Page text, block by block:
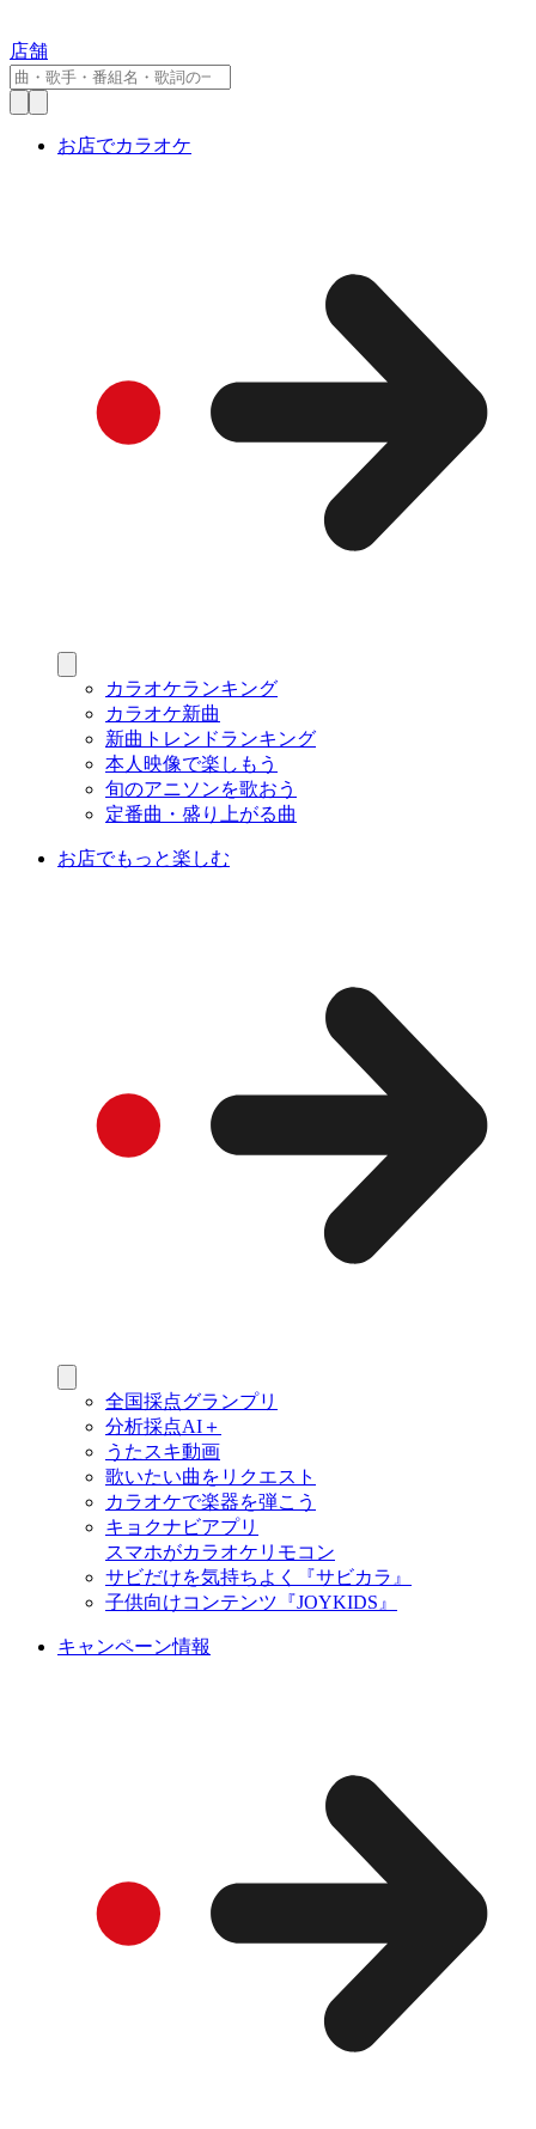
店舗
お店でカラオケ
カラオケランキング
カラオケ新曲
新曲トレンドランキング
本人映像で楽しもう
旬のアニソンを歌おう
定番曲・盛り上がる曲
お店でもっと楽しむ
全国採点グランプリ
分析採点AI＋
うたスキ動画
歌いたい曲をリクエスト
カラオケで楽器を弾こう
キョクナビアプリ
スマホがカラオケリモコン
サビだけを気持ちよく『サビカラ』
子供向けコンテンツ『JOYKIDS』
キャンペーン情報